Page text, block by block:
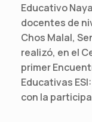
Educativo
docentes de
Chos Malal,
realizó, en el
primer
Educativas
con la